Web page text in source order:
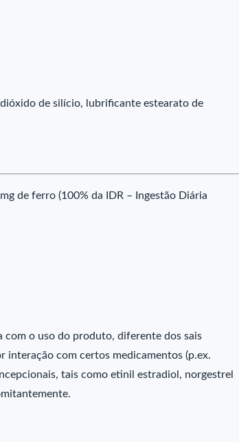
de silício, lubrificante estearato de
de ferro (100% da IDR – Ingestão Diária
com o uso do produto, diferente dos sais
interação com certos medicamentos (p.ex.
tais como etinil estradiol, norgestrel